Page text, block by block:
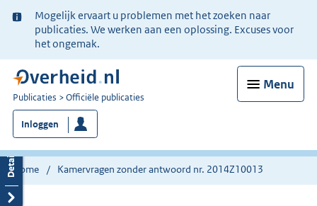
Ter
informatie:
Mogelijk ervaart u problemen met het zoeken naar
publicaties. We werken aan een oplossing. Excuses voor
het ongemak.
Menu
U
bent
nu
hier:
Publicaties Officiële publicaties
Inloggen
Home Kamervragen zonder antwoord nr. 2014Z10013